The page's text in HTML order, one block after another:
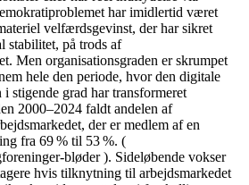
har imidlertid været
velfærdsgevinst, der har sikret
stabilitet, på trods af
Men organisationsgraden er skrumpet
hele den periode, hvor den digitale
stigende grad har transformeret
2000–2024 faldt andelen af
der er medlem af en
fra 69 % til 53 %. (
bløder ). Sideløbende vokser
hvis tilknytning til arbejdsmarkedet